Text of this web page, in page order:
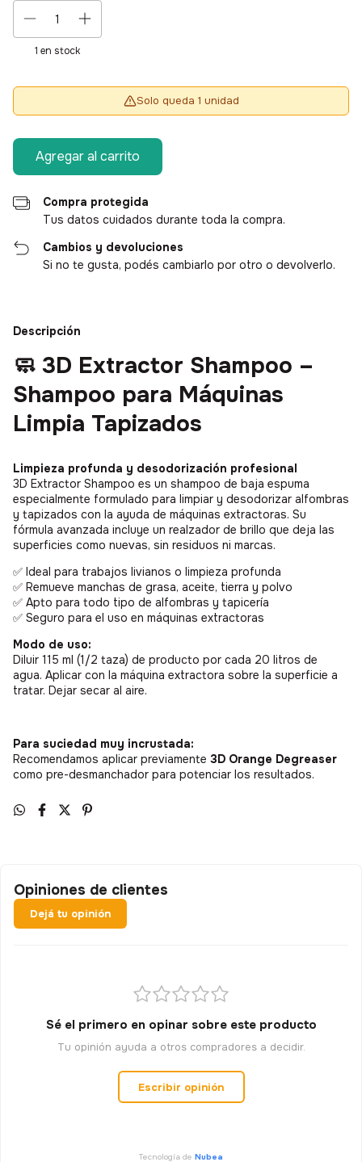
1 en stock
Solo queda 1 unidad
Compra protegida
Tus datos cuidados durante toda la compra.
Cambios y devoluciones
Si no te gusta, podés cambiarlo por otro o devolverlo.
Descripción
🧼 3D Extractor Shampoo –
Shampoo para Máquinas
Limpia Tapizados
Limpieza profunda y desodorización profesional
3D Extractor Shampoo es un shampoo de baja espuma
especialmente formulado para limpiar y desodorizar alfombras
y tapizados con la ayuda de máquinas extractoras. Su
fórmula avanzada incluye un realzador de brillo que deja las
superficies como nuevas, sin residuos ni marcas.
✅ Ideal para trabajos livianos o limpieza profunda
✅ Remueve manchas de grasa, aceite, tierra y polvo
✅ Apto para todo tipo de alfombras y tapicería
✅ Seguro para el uso en máquinas extractoras
Modo de uso:
Diluir 115 ml (1/2 taza) de producto por cada 20 litros de
agua. Aplicar con la máquina extractora sobre la superficie a
tratar. Dejar secar al aire.
Para suciedad muy incrustada:
Recomendamos aplicar previamente 3D Orange Degreaser
como pre-desmanchador para potenciar los resultados.
Opiniones de clientes
Dejá tu opinión
Sé el primero en opinar sobre este producto
Tu opinión ayuda a otros compradores a decidir.
Escribir opinión
Tecnología de Nubea